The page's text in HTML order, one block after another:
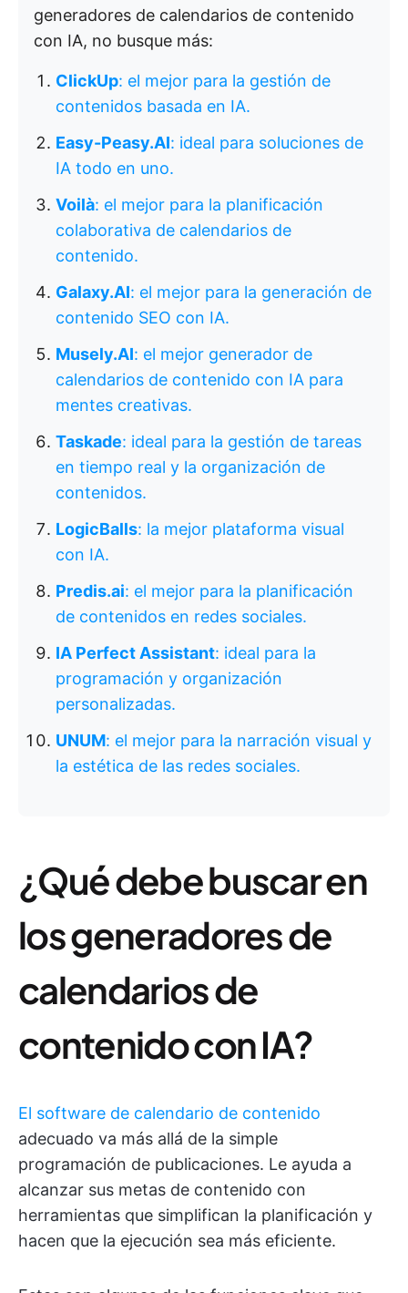
generadores de calendarios de contenido
con IA, no busque más:
ClickUp: el mejor para la gestión de
contenidos basada en IA.
Easy-Peasy.AI: ideal para soluciones de
IA todo en uno.
Voilà: el mejor para la planificación
colaborativa de calendarios de
contenido.
Galaxy.AI: el mejor para la generación de
contenido SEO con IA.
Musely.AI: el mejor generador de
calendarios de contenido con IA para
mentes creativas.
Taskade: ideal para la gestión de tareas
en tiempo real y la organización de
contenidos.
LogicBalls: la mejor plataforma visual
con IA.
Predis.ai: el mejor para la planificación
de contenidos en redes sociales.
IA Perfect Assistant: ideal para la
programación y organización
personalizadas.
UNUM: el mejor para la narración visual y
la estética de las redes sociales.
¿Qué debe buscar en
los generadores de
calendarios de
contenido con IA?
El software de calendario de contenido
adecuado va más allá de la simple
programación de publicaciones. Le ayuda a
alcanzar sus metas de contenido con
herramientas que simplifican la planificación y
hacen que la ejecución sea más eficiente.